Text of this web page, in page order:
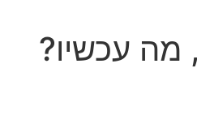
עכשיו?